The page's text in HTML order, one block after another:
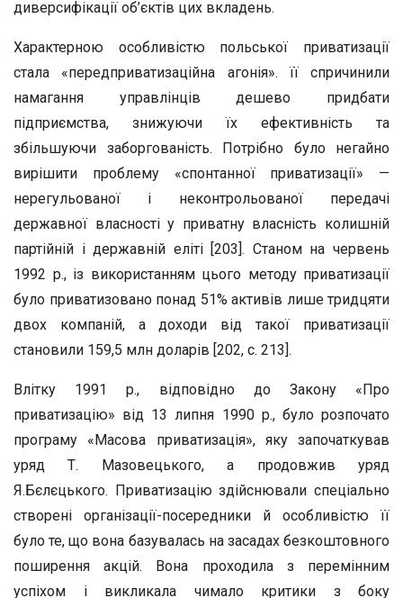
диверсифікації об’єктів цих вкладень.
Характерною особливістю польської приватизації
стала «передприватизаційна агонія». її спричинили
намагання управлінців дешево придбати
підприємства, знижуючи їх ефективність та
збільшуючи заборгованість. Потрібно було негайно
вирішити проблему «спонтанної приватизації» —
нерегульованої і неконтрольованої передачі
державної власності у приватну власність колишній
партійній і державній еліті [203]. Станом на червень
1992 р., із використанням цього методу приватизації
було приватизовано понад 51% активів лише тридцяти
двох компаній, а доходи від такої приватизації
становили 159,5 млн доларів [202, с. 213].
Влітку 1991 р., відповідно до Закону «Про
приватизацію» від 13 липня 1990 р., було розпочато
програму «Масова приватизація», яку започаткував
уряд Т. Мазовецького, а продовжив уряд
Я.Бєлєцького. Приватизацію здійснювали спеціально
створені організації-посередники й особливістю її
було те, що вона базувалась на засадах безкоштовного
поширення акцій. Вона проходила з перемінним
успіхом і викликала чимало критики з боку